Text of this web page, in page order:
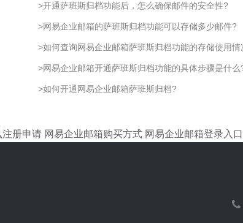
>​开通萨班斯归档功能后，怎么确保邮件的安全性?
>网易企业邮箱的萨班斯归档功能可以存储多少邮件?
>如何查询网易企业邮箱萨班斯归档功能的存储使用情
>网易企业邮箱开通萨班斯归档功能的具体步骤是什么
>如何开通网易企业邮箱萨班斯归档?
注册申请 网易企业邮箱购买方式 网易企业邮箱登录入口